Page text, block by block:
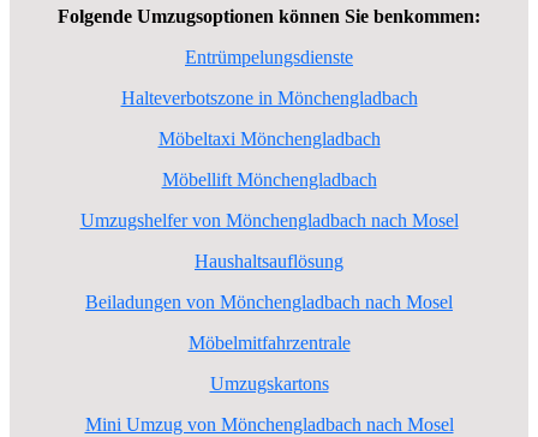
Folgende Umzugsoptionen können Sie benkommen:
Entrümpelungsdienste
Halteverbotszone in Mönchengladbach
Möbeltaxi Mönchengladbach
Möbellift Mönchengladbach
Umzugshelfer von Mönchengladbach nach Mosel
Haushaltsauflösung
Beiladungen von Mönchengladbach nach Mosel
Möbelmitfahrzentrale
Umzugskartons
Mini Umzug von Mönchengladbach nach Mosel